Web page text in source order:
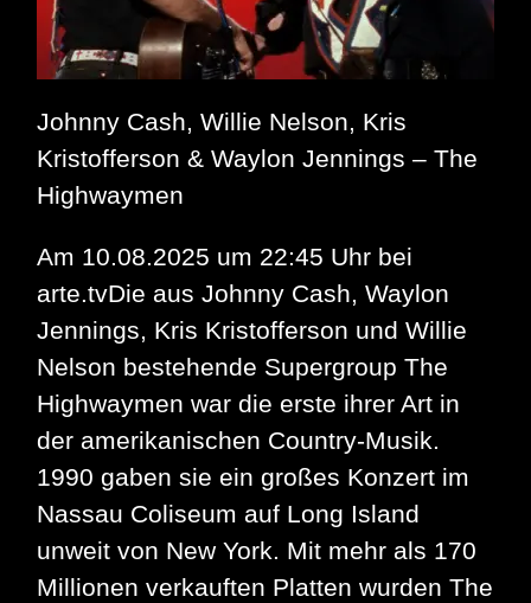
Johnny Cash, Willie Nelson, Kris
Kristofferson & Waylon Jennings – The
Highwaymen
Am 10.08.2025 um 22:45 Uhr bei
arte.tvDie aus Johnny Cash, Waylon
Jennings, Kris Kristofferson und Willie
Nelson bestehende Supergroup The
Highwaymen war die erste ihrer Art in
der amerikanischen Country-Musik.
1990 gaben sie ein großes Konzert im
Nassau Coliseum auf Long Island
unweit von New York. Mit mehr als 170
Millionen verkauften Platten wurden The